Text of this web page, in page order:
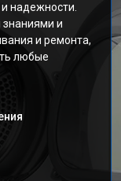
надежности.
и
и ремонта,
любые